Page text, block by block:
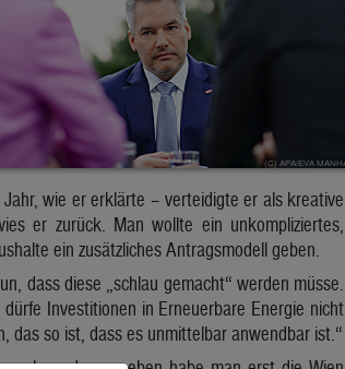
wie er erklärte – verteidigte er als kreative
er zurück. Man wollte ein unkompliziertes,
ein zusätzliches Antragsmodell geben.
dass diese „schlau gemacht“ werden müsse.
Investitionen in Erneuerbare Energie nicht
das so ist, dass es unmittelbar anwendbar ist.“